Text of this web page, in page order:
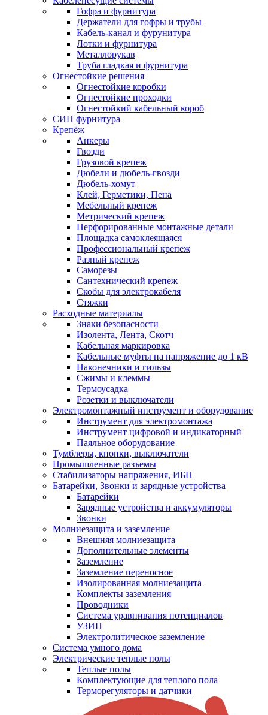
Гофра и фурнитура
Держатели для гофры и трубы
Кабель-канал и фурунитура
Лотки и фурнитура
Металлорукав
Труба гладкая и фурнитура
Огнестойкие решения
Огнестойкие коробки
Огнестойкие проходки
Огнестойкий кабельный короб
СИП фурнитура
Крепёж
Анкеры
Гвозди
Грузовой крепеж
Дюбели и дюбель-гвозди
Дюбель-хомут
Клей, Герметики, Пена
Мебельный крепеж
Метрический крепеж
Перфорированные монтажные детали
Площадка самоклеящаяся
Профессиональный крепеж
Разный крепеж
Саморезы
Сантехнический крепеж
Скобы для электрокабеля
Стяжки
Расходные материалы
Знаки безопасности
Изолента, Лента, Скотч
Кабельная маркировка
Кабельные муфты на напряжение до 1 кВ
Наконечники и гильзы
Сжимы и клеммы
Термоусадка
Розетки и выключатели
Электромонтажный инструмент и оборудование
Инструмент для электромонтажа
Инструмент цифровой и индикаторный
Паяльное оборудование
Тумблеры, кнопки, выключатели
Промышленные разъемы
Стабилизаторы напряжения, ИБП
Батарейки, Звонки и зарядные устройства
Батарейки
Зарядные устройства и аккумуляторы
Звонки
Молниезащита и заземление
Внешняя молниезащита
Дополнительные элементы
Заземление
Заземление переносное
Изолированная молниезащита
Комплекты заземления
Проводники
Система уравнивания потенциалов
УЗИП
Электролитическое заземление
Система умного дома
Электрические теплые полы
Теплые полы
Комплектующие для теплого пола
Терморегуляторы и датчики